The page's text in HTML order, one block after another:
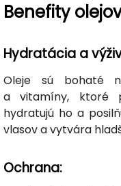
Benefity
Hydratácia a
Oleje sú bohaté
a vitamíny, ktoré
hydratujú ho a
vlasov a vytvára
Ochrana: